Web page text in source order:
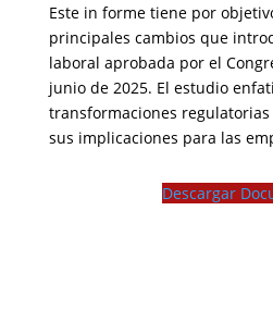
Este in forme tiene por
principales cambios que
laboral aprobada por el
junio de 2025. El estudio
transformaciones
sus implicaciones para las
Descargar